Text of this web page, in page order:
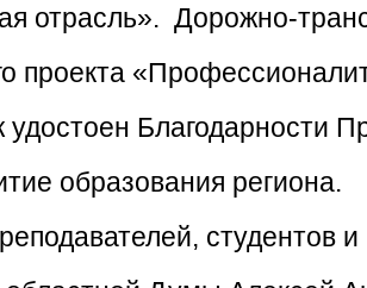
отрасль». Дорожно-
проекта
удостоен Благодарности
образования региона.
студентов